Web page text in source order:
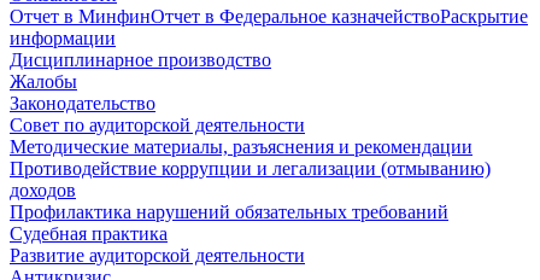
Отчет в МинфинОтчет в Федеральное казначействоРаскрытие
информации
Дисциплинарное производство
Жалобы
Законодательство
Совет по аудиторской деятельности
Методические материалы, разъяснения и рекомендации
Противодействие коррупции и легализации (отмыванию)
доходов
Профилактика нарушений обязательных требований
Судебная практика
Развитие аудиторской деятельности